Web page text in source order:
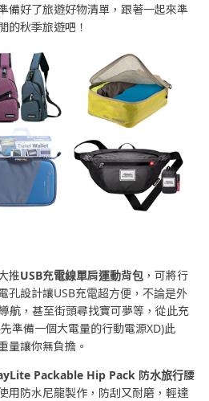
備好了旅遊好物清單，跟著一起來準
的秋季旅遊吧！
推USB充電線單肩運動背包 ，可將行
孔設計讓USB充電超方便，不論是外
航，甚至街頭尋找寶可夢等，從此充
準備一個大電量的行動電源XD)此
量讓你無負擔。
Packable Hip Pack 防水旅行腰
用防水尼龍製作，防刮又耐磨，輕達